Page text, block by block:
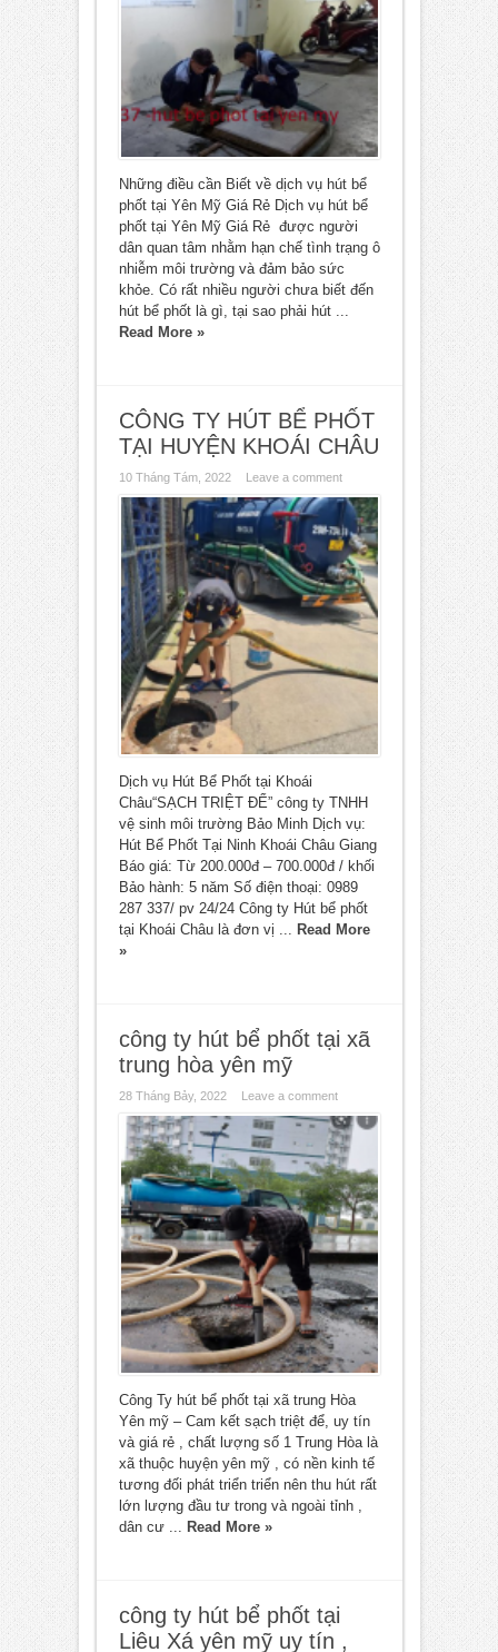
Những điều cần Biết về dịch vụ hút bể
phốt tại Yên Mỹ Giá Rẻ Dịch vụ hút bể
phốt tại Yên Mỹ Giá Rẻ được người
dân quan tâm nhằm hạn chế tình trạng ô
nhiễm môi trường và đảm bảo sức
khỏe. Có rất nhiều người chưa biết đến
hút bể phốt là gì, tại sao phải hút ...
Read More »
CÔNG TY HÚT BỂ PHỐT
TẠI HUYỆN KHOÁI CHÂU
10 Tháng Tám, 2022 Leave a comment
Dịch vụ Hút Bể Phốt tại Khoái
Châu“SẠCH TRIỆT ĐỂ” công ty TNHH
vệ sinh môi trường Bảo Minh Dịch vụ:
Hút Bể Phốt Tại Ninh Khoái Châu Giang
Báo giá: Từ 200.000đ – 700.000đ / khối
Bảo hành: 5 năm Số điện thoại: 0989
287 337/ pv 24/24 Công ty Hút bể phốt
tại Khoái Châu là đơn vị ... Read More
»
công ty hút bể phốt tại xã
trung hòa yên mỹ
28 Tháng Bảy, 2022 Leave a comment
Công Ty hút bể phốt tại xã trung Hòa
Yên mỹ – Cam kết sạch triệt để, uy tín
và giá rẻ , chất lượng số 1 Trung Hòa là
xã thuộc huyện yên mỹ , có nền kinh tế
tương đối phát triển triển nên thu hút rất
lớn lượng đầu tư trong và ngoài tỉnh ,
dân cư ... Read More »
công ty hút bể phốt tại
Liêu Xá yên mỹ uy tín ,